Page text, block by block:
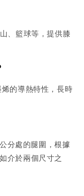
、籃球等，提供膝
的導熱特性，長時
分處的腿圍，根據
介於兩個尺寸之